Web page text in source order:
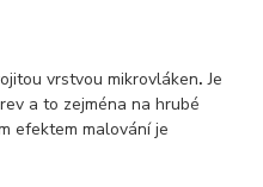
vrstvou mikrovláken.Je
a to zejména na hrubé
efektem malování je